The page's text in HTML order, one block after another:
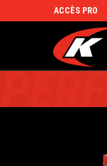
ACCÈS PRO